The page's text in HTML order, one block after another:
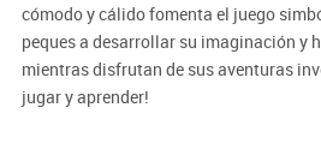
cómodo y cálido fomenta el juego
peques a desarrollar su imaginación y
mientras disfrutan de sus aventuras
jugar y aprender!